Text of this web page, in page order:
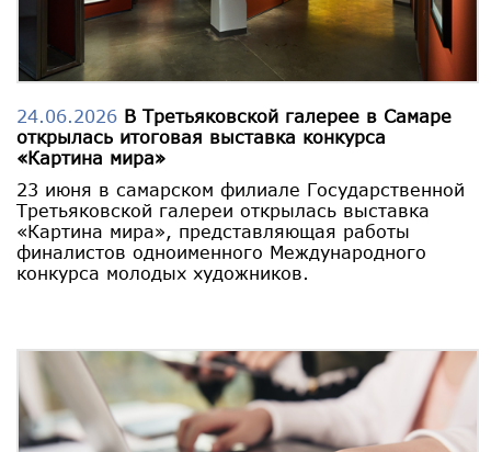
24.06.2026 В Третьяковской галерее в Самаре
открылась итоговая выставка конкурса
«Картина мира»
23 июня в самарском филиале Государственной
Третьяковской галереи открылась выставка
«Картина мира», представляющая работы
финалистов одноименного Международного
конкурса молодых художников.